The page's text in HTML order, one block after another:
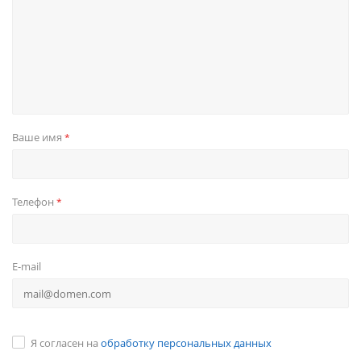
Ваше имя *
Телефон *
E-mail
Я согласен на обработку персональных данных